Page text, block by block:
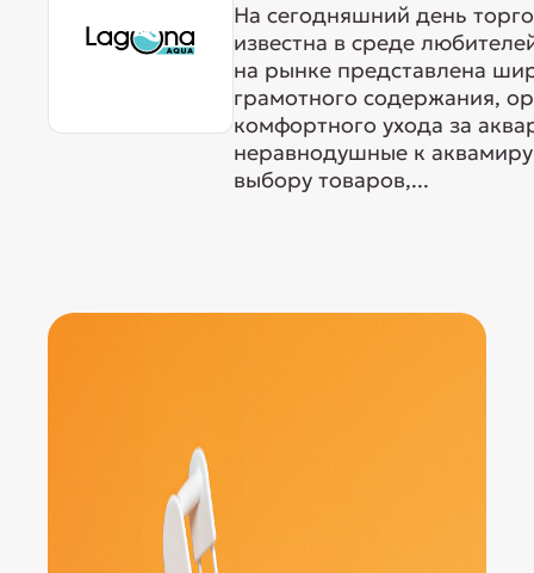
На сегодняшний день
известна в среде
на рынке представлена
грамотного содержания,
комфортного ухода за
неравнодушные к
выбору товаров,...